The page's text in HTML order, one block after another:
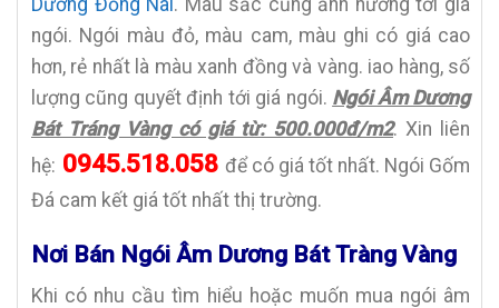
Dương Đồng Nai . Màu sắc cũng ảnh hưởng tới giá
ngói. Ngói màu đỏ, màu cam, màu ghi có giá cao
hơn, rẻ nhất là màu xanh đồng và vàng. iao hàng, số
lượng cũng quyết định tới giá ngói. Ngói Âm Dương
Bát Tráng Vàng có giá từ: 500.000đ/m2. Xin liên
hệ: 0945.518.058 để có giá tốt nhất. Ngói Gốm
Đá cam kết giá tốt nhất thị trường.
Nơi Bán Ngói Âm Dương Bát Tràng Vàng
Khi có nhu cầu tìm hiểu hoặc muốn mua ngói âm